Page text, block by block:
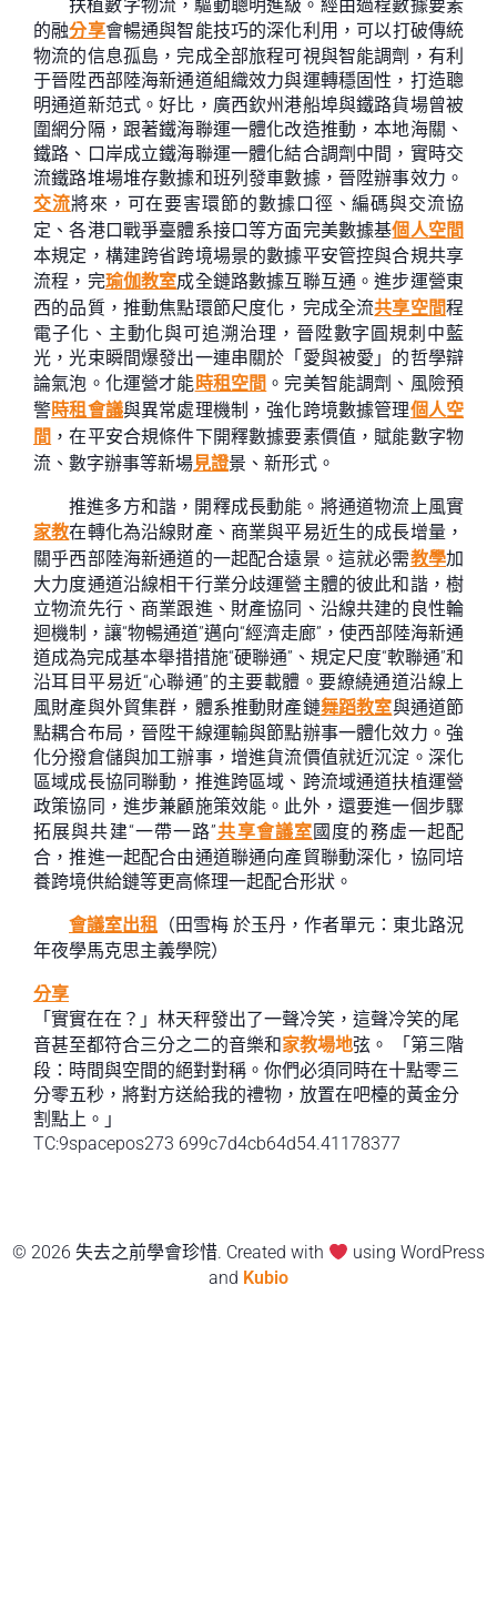
扶植數字物流，驅動聰明進級。經由過程數據要素
的融分享會暢通與智能技巧的深化利用，可以打破傳統
物流的信息孤島，完成全部旅程可視與智能調劑，有利
于晉陞西部陸海新通道組織效力與運轉穩固性，打造聰
明通道新范式。好比，廣西欽州港船埠與鐵路貨場曾被
圍網分隔，跟著鐵海聯運一體化改造推動，本地海關、
鐵路、口岸成立鐵海聯運一體化結合調劑中間，實時交
流鐵路堆場堆存數據和班列發車數據，晉陞辦事效力。
交流將來，可在要害環節的數據口徑、編碼與交流協
定、各港口戰爭臺體系接口等方面完美數據基個人空間
本規定，構建跨省跨境場景的數據平安管控與合規共享
流程，完瑜伽教室成全鏈路數據互聯互通。進步運營東
西的品質，推動焦點環節尺度化，完成全流共享空間程
電子化、主動化與可追溯治理，晉陞數字圓規刺中藍
光，光束瞬間爆發出一連串關於「愛與被愛」的哲學辯
論氣泡。化運營才能時租空間 。完美智能調劑、風險預
警時租會議與異常處理機制，強化跨境數據管理個人空
間 ，在平安合規條件下開釋數據要素價值，賦能數字物
流、數字辦事等新場見證景、新形式。
推進多方和諧，開釋成長動能。將通道物流上風實
家教在轉化為沿線財產、商業與平易近生的成長增量，
關乎西部陸海新通道的一起配合遠景。這就必需教學加
大力度通道沿線相干行業分歧運營主體的彼此和諧，樹
立物流先行、商業跟進、財產協同、沿線共建的良性輪
迴機制，讓“物暢通道”邁向“經濟走廊”，使西部陸海新通
道成為完成基本舉措措施“硬聯通”、規定尺度“軟聯通”和
沿耳目平易近“心聯通”的主要載體。要繚繞通道沿線上
風財產與外貿集群，體系推動財產鏈舞蹈教室與通道節
點耦合布局，晉陞干線運輸與節點辦事一體化效力。強
化分撥倉儲與加工辦事，增進貨流價值就近沉淀。深化
區域成長協同聯動，推進跨區域、跨流域通道扶植運營
政策協同，進步兼顧施策效能。此外，還要進一個步驟
拓展與共建“一帶一路”共享會議室國度的務虛一起配
合，推進一起配合由通道聯通向產貿聯動深化，協同培
養跨境供給鏈等更高條理一起配合形狀。
會議室出租 （田雪梅 於玉丹， 作者單元：東北路況
年夜學馬克思主義學院）
分享
「實實在在？」林天秤發出了一聲冷笑，這聲冷笑的尾
音甚至都符合三分之二的音樂和家教場地弦。 「第三階
段：時間與空間的絕對對稱。你們必須同時在十點零三
分零五秒，將對方送給我的禮物，放置在吧檯的黃金分
割點上。」
TC:9spacepos273 699c7d4cb64d54.41178377
© 2026 失去之前學會珍惜. Created with
using WordPress
and Kubio